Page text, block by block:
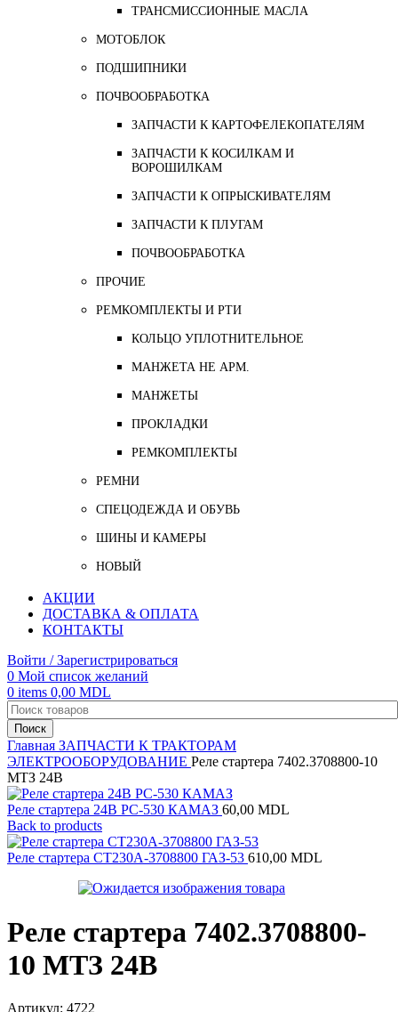
ТРАНСМИССИОННЫЕ МАСЛА
МОТОБЛОК
ПОДШИПНИКИ
ПОЧВООБРАБОТКА
ЗАПЧАСТИ К КАРТОФЕЛЕКОПАТЕЛЯМ
ЗАПЧАСТИ К КОСИЛКАМ И
ВОРОШИЛКАМ
ЗАПЧАСТИ К ОПРЫСКИВАТЕЛЯМ
ЗАПЧАСТИ К ПЛУГАМ
ПОЧВООБРАБОТКА
ПРОЧИЕ
РЕМКОМПЛЕКТЫ И РТИ
КОЛЬЦО УПЛОТНИТЕЛЬНОЕ
МАНЖЕТА НЕ АРМ.
МАНЖЕТЫ
ПРОКЛАДКИ
РЕМКОМПЛЕКТЫ
РЕМНИ
СПЕЦОДЕЖДА И ОБУВЬ
ШИНЫ И КАМЕРЫ
НОВЫЙ
АКЦИИ
ДОСТАВКА & ОПЛАТА
КОНТАКТЫ
Войти / Зарегистрироваться
0 Мой список желаний
0 items 0,00 MDL
Поиск
Главная ЗАПЧАСТИ К ТРАКТОРАМ
ЭЛЕКТРООБОРУДОВАНИЕ Реле стартера 7402.3708800-10
МТЗ 24В
Реле стартера 24В РС-530 КАМАЗ 60,00 MDL
Back to products
Реле стартера СТ230А-3708800 ГАЗ-53 610,00 MDL
Реле стартера 7402.3708800-
10 МТЗ 24В
Артикул: 4722